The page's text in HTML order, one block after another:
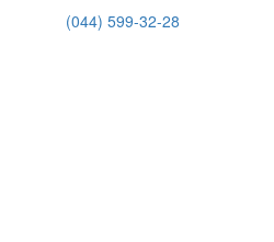
(044) 599-32-28